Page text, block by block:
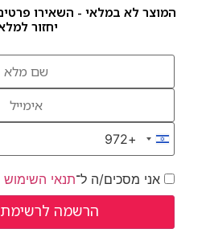
המוצר לא במלאי - השאירו
יחזור
Israel +972
+972
אני מסכים/ה ל־תנאי השימוש